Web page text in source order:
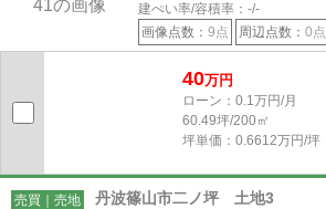
建ぺい率/容積率： -/-
画像点数： 9点 周辺点数： 0点
40万円
ローン：0.1万円/月
60.49坪/200㎡
坪単価：0.6612万円/坪
売買｜売地 丹波篠山市二ノ坪 土地3